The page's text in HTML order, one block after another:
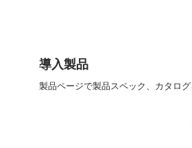
導入製品
製品ページで製品スペック、カタログ